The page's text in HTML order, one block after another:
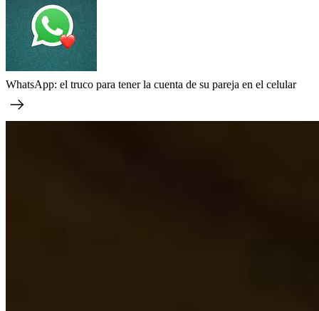
WhatsApp: el truco para tener la cuenta de su pareja en el celular